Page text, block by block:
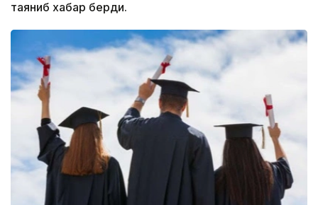
таяниб хабар берди.